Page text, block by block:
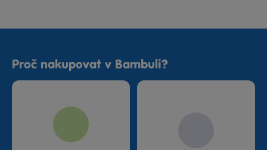
Proč nakupovat v Bambuli?